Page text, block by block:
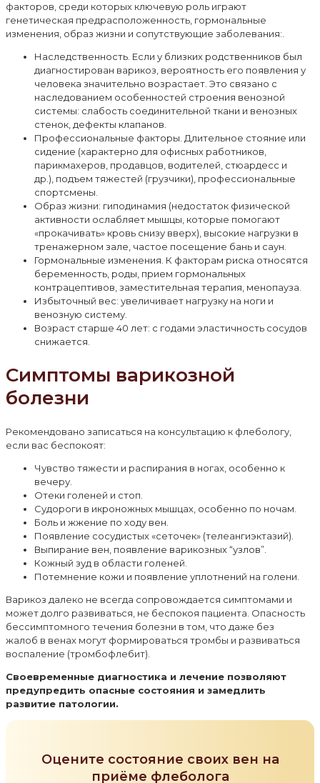
факторов, среди которых ключевую роль играют
генетическая предрасположенность, гормональные
изменения, образ жизни и сопутствующие заболевания:.
Наследственность. Если у близких родственников был
диагностирован варикоз, вероятность его появления у
человека значительно возрастает. Это связано с
наследованием особенностей строения венозной
системы: cлабость соединительной ткани и венозных
стенок, дефекты клапанов.
Профессиональные факторы. Длительное стояние или
сидение (характерно для офисных работников,
парикмахеров, продавцов, водителей, стюардесс и
др.), подъем тяжестей (грузчики), профессиональные
спортсмены.
Образ жизни: гиподинамия (недостаток физической
активности ослабляет мышцы, которые помогают
«прокачивать» кровь снизу вверх), высокие нагрузки в
тренажерном зале, частое посещение бань и саун.
Гормональные изменения. К факторам риска относятся
беременность, роды, прием гормональных
контрацептивов, заместительная терапия, менопауза.
Избыточный вес: увеличивает нагрузку на ноги и
венозную систему.
Возраст старше 40 лет: с годами эластичность сосудов
снижается.
Симптомы варикозной
болезни
Рекомендовано записаться на консультацию к флебологу,
если вас беспокоят:
Чувство тяжести и распирания в ногах, особенно к
вечеру.
Отеки голеней и стоп.
Судороги в икроножных мышцах, особенно по ночам.
Боль и жжение по ходу вен.
Появление сосудистых «сеточек» (телеангиэктазий).
Выпирание вен, появление варикозных “узлов”.
Кожный зуд в области голеней.
Потемнение кожи и появление уплотнений на голени.
Варикоз далеко не всегда сопровождается симптомами и
может долго развиваться, не беспокоя пациента. Опасность
бессимптомного течения болезни в том, что даже без
жалоб в венах могут формироваться тромбы и развиваться
воспаление (тромбофлебит).
Своевременные диагностика и лечение позволяют
предупредить опасные состояния и замедлить
развитие патологии.
Оцените состояние своих вен на
приёме флеболога